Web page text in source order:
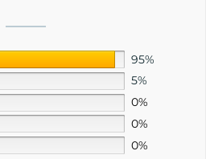
95%
5%
0%
0%
0%